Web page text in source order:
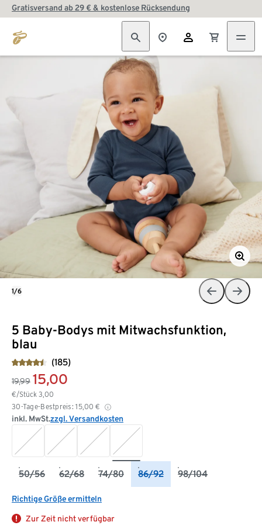
Gratisversand ab 29 € & kostenlose Rücksendung
5 Baby-Bodys mit Mitwachsfunktion,
blau
(185)
19,99 15,00
€/Stück 3,00
30-Tage-Bestpreis: 15,00 €
inkl. MwSt.zzgl. Versandkosten
50/56 62/68 74/80 86/92 98/104
Richtige Größe ermitteln
Zur Zeit nicht verfügbar
1/6